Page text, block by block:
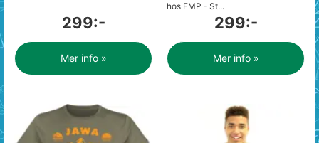
299:-
Mer info »
hos EMP - St...
299:-
Mer info »